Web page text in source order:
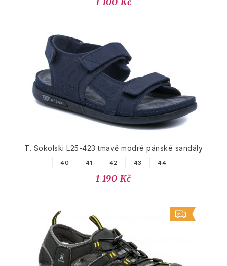
T. Sokolski L25-423 tmavě modré pánské sandály
40 41 42 43 44
1 190 Kč